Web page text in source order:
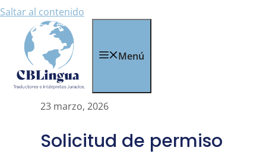
Saltar al contenido
Menú
23 marzo, 2026
Solicitud de permiso